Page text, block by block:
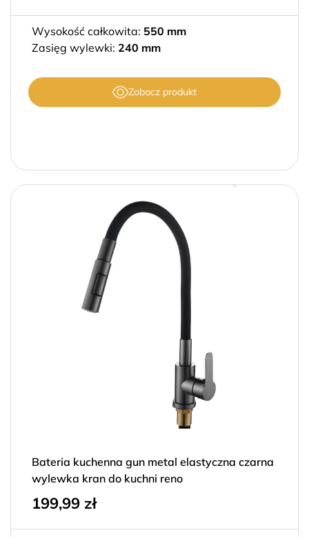
Wysokość całkowita: 550 mm
Zasięg wylewki: 240 mm
Zobacz produkt
Bateria kuchenna gun metal elastyczna czarna
wylewka kran do kuchni reno
199,99 zł